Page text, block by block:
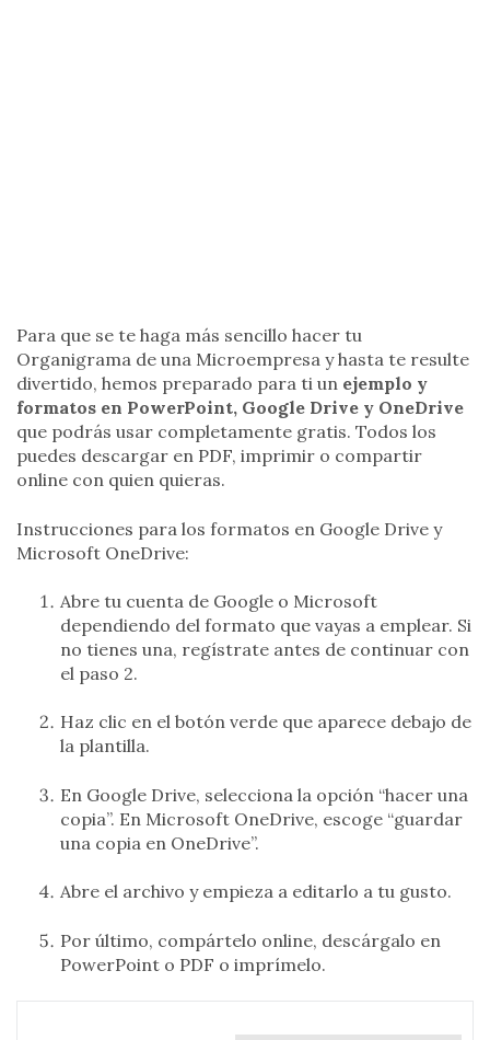
Para que se te haga más sencillo hacer tu
Organigrama de una Microempresa y hasta te resulte
divertido, hemos preparado para ti un ejemplo y
formatos en PowerPoint, Google Drive y OneDrive
que podrás usar completamente gratis. Todos los
puedes descargar en PDF, imprimir o compartir
online con quien quieras.
Instrucciones para los formatos en Google Drive y
Microsoft OneDrive:
Abre tu cuenta de Google o Microsoft
dependiendo del formato que vayas a emplear. Si
no tienes una, regístrate antes de continuar con
el paso 2.
Haz clic en el botón verde que aparece debajo de
la plantilla.
En Google Drive, selecciona la opción “hacer una
copia”. En Microsoft OneDrive, escoge “guardar
una copia en OneDrive”.
Abre el archivo y empieza a editarlo a tu gusto.
Por último, compártelo online, descárgalo en
PowerPoint o PDF o imprímelo.